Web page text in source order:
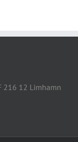
216 12 Limhamn